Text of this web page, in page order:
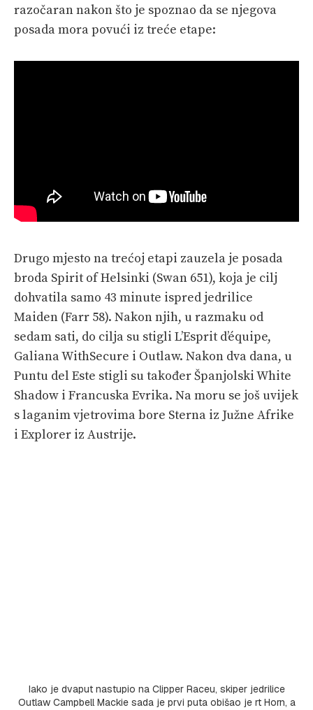
razočaran nakon što je spoznao da se njegova
posada mora povući iz treće etape:
Drugo mjesto na trećoj etapi zauzela je posada
broda Spirit of Helsinki (Swan 651), koja je cilj
dohvatila samo 43 minute ispred jedrilice
Maiden (Farr 58). Nakon njih, u razmaku od
sedam sati, do cilja su stigli L’Esprit d’équipe,
Galiana WithSecure i Outlaw. Nakon dva dana, u
Puntu del Este stigli su također Španjolski White
Shadow i Francuska Evrika. Na moru se još uvijek
s laganim vjetrovima bore Sterna iz Južne Afrike
i Explorer iz Austrije.
Iako je dvaput nastupio na Clipper Raceu, skiper jedrilice
Outlaw Campbell Mackie sada je prvi puta obišao je rt Horn, a